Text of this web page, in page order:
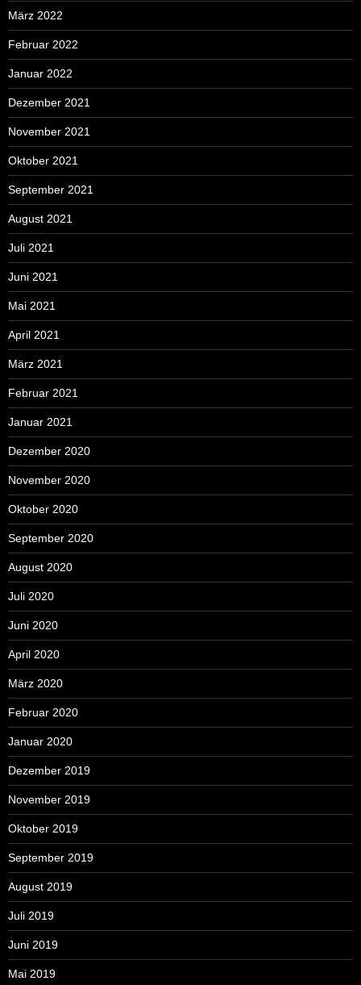
März 2022
Februar 2022
Januar 2022
Dezember 2021
November 2021
Oktober 2021
September 2021
August 2021
Juli 2021
Juni 2021
Mai 2021
April 2021
März 2021
Februar 2021
Januar 2021
Dezember 2020
November 2020
Oktober 2020
September 2020
August 2020
Juli 2020
Juni 2020
April 2020
März 2020
Februar 2020
Januar 2020
Dezember 2019
November 2019
Oktober 2019
September 2019
August 2019
Juli 2019
Juni 2019
Mai 2019